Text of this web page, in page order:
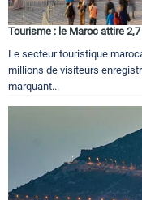
Tourisme : le Maroc attire
Le secteur touristique
millions de visiteurs
marquant...